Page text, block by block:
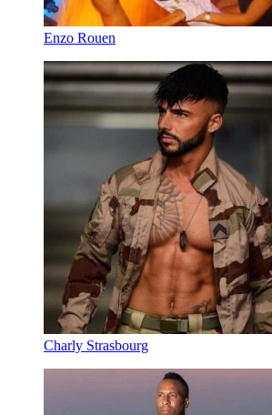
Enzo Rouen
Charly Strasbourg